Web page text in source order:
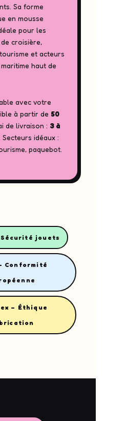
Sa forme
en mousse
pour les
croisière,
et acteurs
haut de
avec votre
à partir de 50
de livraison : 3 à
. Secteurs idéaux :
paquebot.
Sécurité jouets
Conformité
– Éthique